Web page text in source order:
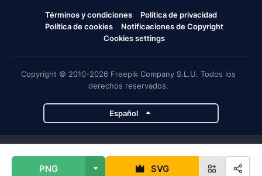
PNG SVG
Términos y condiciones
Política de privacidad
Política de cookies
Notificaciones de Copyright
Cookies settings
Copyright © 2010-2026 Freepik Company S.L.U. Todos los
derechos reservados.
Español